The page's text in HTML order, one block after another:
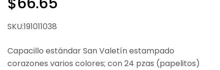
SKU:191011038
Capacillo estándar San Valetín estampado
corazones varios colores; con 24 pzas (papelitos)